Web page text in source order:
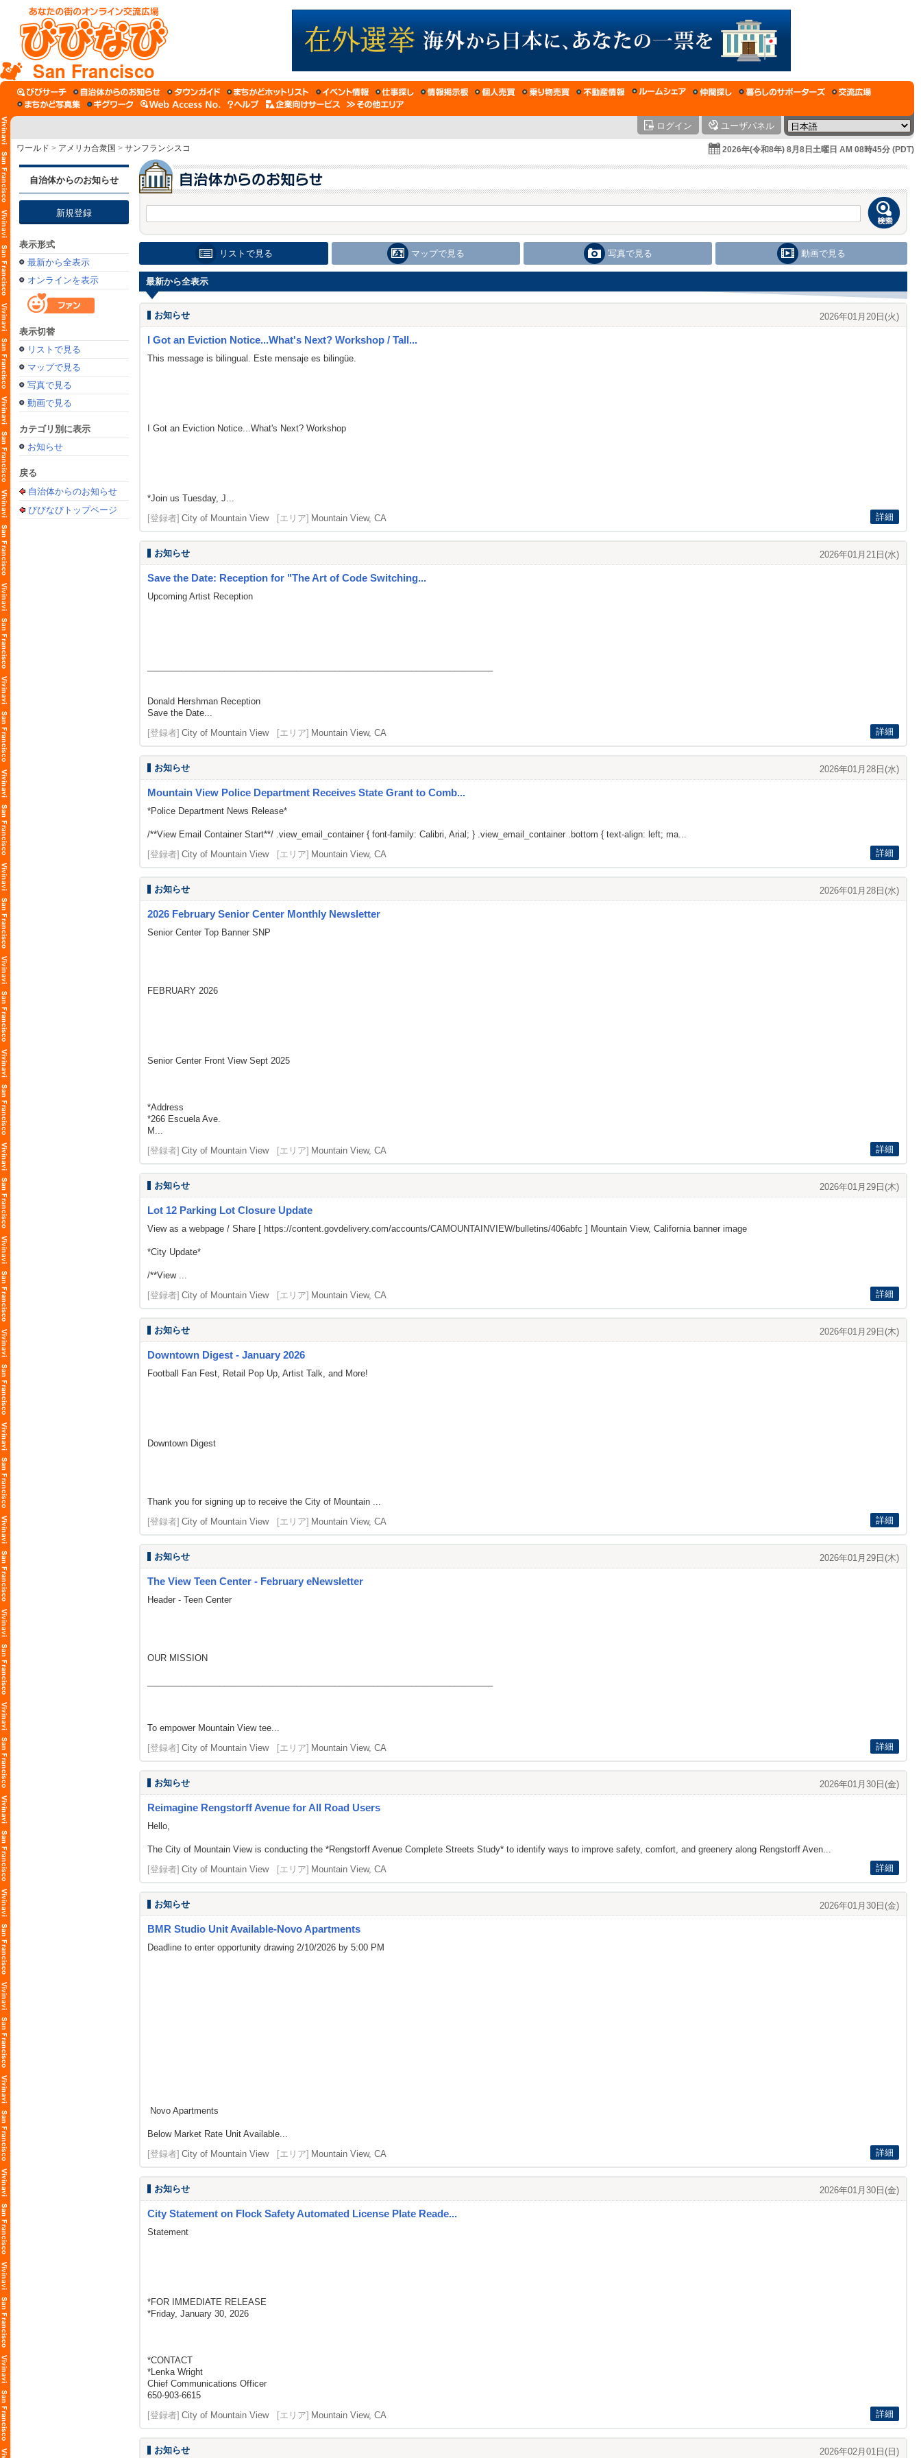
San Francisco
ログイン ユーザパネル
ワールド > アメリカ合衆国 > サンフランシスコ 2026年(令和8年) 8月8日土曜日 AM 08時45分 (PDT)
自治体からのお知らせ
新規登録
表示形式
最新から全表示
オンラインを表示
表示切替
リストで見る
マップで見る
写真で見る
動画で見る
カテゴリ別に表示
お知らせ
戻る
自治体からのお知らせ
びびなびトップページ
リストで見る マップで見る 写真で見る 動画で見る
最新から全表示
お知らせ 2026年01月20日(火)
I Got an Eviction Notice...What's Next? Workshop / Tall...
This message is bilingual. Este mensaje es bilingüe.
I Got an Eviction Notice...What's Next? Workshop
*Join us Tuesday, J...
[登録者] City of Mountain View [エリア] Mountain View, CA 詳細
お知らせ 2026年01月21日(水)
Save the Date: Reception for "The Art of Code Switching...
Upcoming Artist Reception
Donald Hershman Reception
Save the Date...
[登録者] City of Mountain View [エリア] Mountain View, CA 詳細
お知らせ 2026年01月28日(水)
Mountain View Police Department Receives State Grant to Comb...
*Police Department News Release*
/**View Email Container Start**/ .view_email_container { font-family: Calibri, Arial; } .view_email_container .bottom { text-align: left; ma...
[登録者] City of Mountain View [エリア] Mountain View, CA 詳細
お知らせ 2026年01月28日(水)
2026 February Senior Center Monthly Newsletter
Senior Center Top Banner SNP
FEBRUARY 2026
Senior Center Front View Sept 2025
*Address
*266 Escuela Ave.
M...
[登録者] City of Mountain View [エリア] Mountain View, CA 詳細
お知らせ 2026年01月29日(木)
Lot 12 Parking Lot Closure Update
View as a webpage / Share [ https://content.govdelivery.com/accounts/CAMOUNTAINVIEW/bulletins/406abfc ] Mountain View, California banner image
*City Update*
/**View ...
[登録者] City of Mountain View [エリア] Mountain View, CA 詳細
お知らせ 2026年01月29日(木)
Downtown Digest - January 2026
Football Fan Fest, Retail Pop Up, Artist Talk, and More!
Downtown Digest
Thank you for signing up to receive the City of Mountain ...
[登録者] City of Mountain View [エリア] Mountain View, CA 詳細
お知らせ 2026年01月29日(木)
The View Teen Center - February eNewsletter
Header - Teen Center
OUR MISSION
To empower Mountain View tee...
[登録者] City of Mountain View [エリア] Mountain View, CA 詳細
お知らせ 2026年01月30日(金)
Reimagine Rengstorff Avenue for All Road Users
Hello,
The City of Mountain View is conducting the *Rengstorff Avenue Complete Streets Study* to identify ways to improve safety, comfort, and greenery along Rengstorff Aven...
[登録者] City of Mountain View [エリア] Mountain View, CA 詳細
お知らせ 2026年01月30日(金)
BMR Studio Unit Available-Novo Apartments
Deadline to enter opportunity drawing 2/10/2026 by 5:00 PM
Novo Apartments
Below Market Rate Unit Available...
[登録者] City of Mountain View [エリア] Mountain View, CA 詳細
お知らせ 2026年01月30日(金)
City Statement on Flock Safety Automated License Plate Reade...
Statement
*FOR IMMEDIATE RELEASE
*Friday, January 30, 2026
*CONTACT
*Lenka Wright
Chief Communications Officer
650-903-6615
[登録者] City of Mountain View [エリア] Mountain View, CA 詳細
お知らせ 2026年02月01日(日)